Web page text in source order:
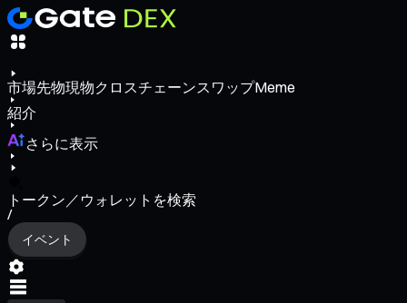
市場先物現物クロスチェーンスワップMeme
紹介
さらに表示
トークン／ウォレットを検索
/
イベント